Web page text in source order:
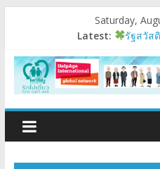
Saturday,
Latest:
รัฐสวัส
มนุษย์ต่
แรงบัน